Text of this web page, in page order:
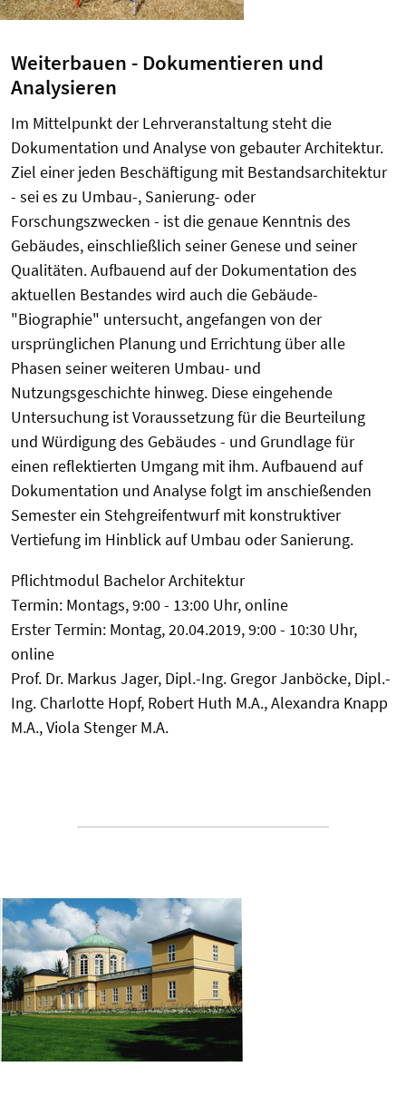
Weiterbauen - Dokumentieren und
Analysieren
Im Mittelpunkt der Lehrveranstaltung steht die
Dokumentation und Analyse von gebauter Architektur.
Ziel einer jeden Beschäftigung mit Bestandsarchitektur
- sei es zu Umbau-, Sanierung- oder
Forschungszwecken - ist die genaue Kenntnis des
Gebäudes, einschließlich seiner Genese und seiner
Qualitäten. Aufbauend auf der Dokumentation des
aktuellen Bestandes wird auch die Gebäude-
"Biographie" untersucht, angefangen von der
ursprünglichen Planung und Errichtung über alle
Phasen seiner weiteren Umbau- und
Nutzungsgeschichte hinweg. Diese eingehende
Untersuchung ist Voraussetzung für die Beurteilung
und Würdigung des Gebäudes - und Grundlage für
einen reflektierten Umgang mit ihm. Aufbauend auf
Dokumentation und Analyse folgt im anschießenden
Semester ein Stehgreifentwurf mit konstruktiver
Vertiefung im Hinblick auf Umbau oder Sanierung.
Pflichtmodul Bachelor Architektur
Termin: Montags, 9:00 - 13:00 Uhr, online
Erster Termin: Montag, 20.04.2019, 9:00 - 10:30 Uhr,
online
Prof. Dr. Markus Jager, Dipl.-Ing. Gregor Janböcke, Dipl.-
Ing. Charlotte Hopf, Robert Huth M.A., Alexandra Knapp
M.A., Viola Stenger M.A.